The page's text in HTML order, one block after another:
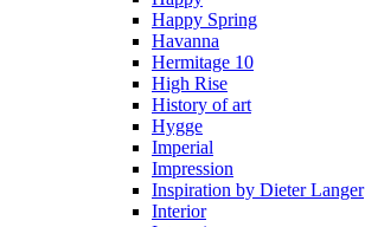
Happy Spring
Havanna
Hermitage 10
High Rise
History of art
Hygge
Imperial
Impression
Inspiration by Dieter Langer
Interior